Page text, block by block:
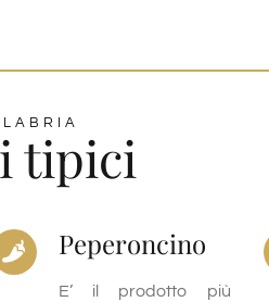
tipici
Peperoncino
E’ il prodotto più